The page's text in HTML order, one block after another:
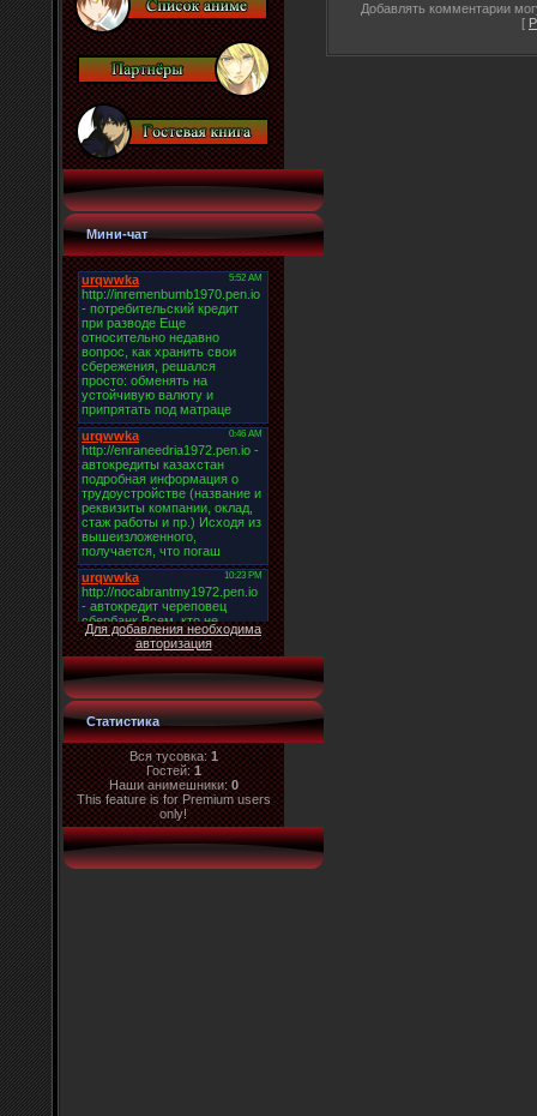
Мини-чат
Для добавления необходима
авторизация
Статистика
Вся тусовка:1
Гостей:1
Наши анимешники:0
This feature is for Premium users
only!
Добавлять комментарии
[